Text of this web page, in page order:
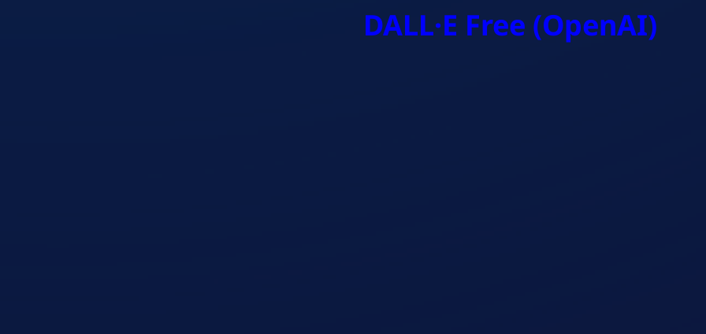
DALL·E Free (OpenAI)